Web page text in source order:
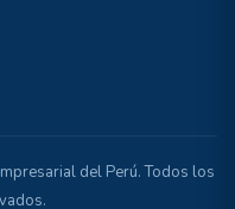
del Perú. Todos los